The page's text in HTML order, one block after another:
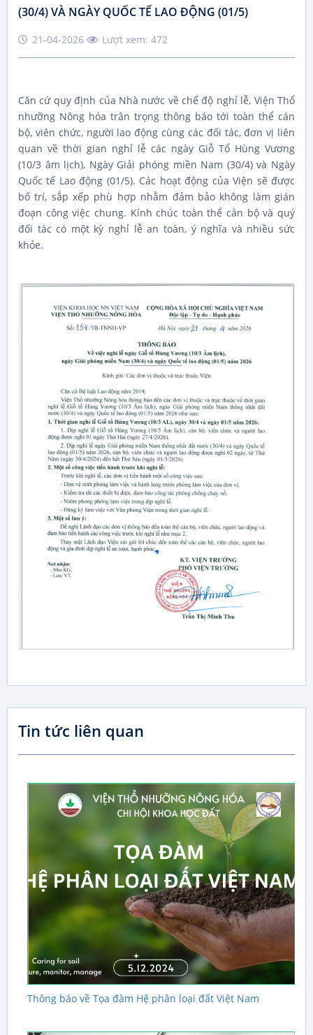
(30/4) VÀ NGÀY QUỐC TẾ LAO ĐỘNG (01/5)
21-04-2026 Lượt xem: 472
Căn cứ quy định của Nhà nước về chế độ nghỉ lễ, Viện Thổ
nhưỡng Nông hóa trân trọng thông báo tới toàn thể cán
bộ, viên chức, người lao động cùng các đối tác, đơn vị liên
quan về thời gian nghỉ lễ các ngày Giỗ Tổ Hùng Vương
(10/3 âm lịch), Ngày Giải phóng miền Nam (30/4) và Ngày
Quốc tế Lao động (01/5). Các hoạt động của Viện sẽ được
bố trí, sắp xếp phù hợp nhằm đảm bảo không làm gián
đoạn công việc chung. Kính chúc toàn thể cán bộ và quý
đối tác có một kỳ nghỉ lễ an toàn, ý nghĩa và nhiều sức
khỏe.
Tin tức liên quan
Thông báo về Tọa đàm Hệ phân loại đất Việt Nam